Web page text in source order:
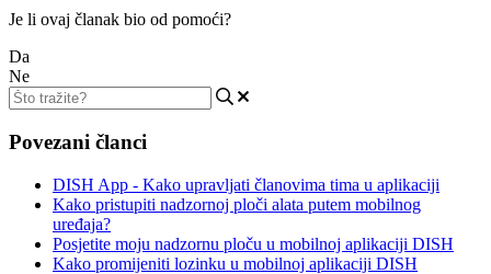
Je li ovaj članak bio od pomoći?
Da
Ne
Povezani članci
DISH App - Kako upravljati članovima tima u aplikaciji
Kako pristupiti nadzornoj ploči alata putem mobilnog
uređaja?
Posjetite moju nadzornu ploču u mobilnoj aplikaciji DISH
Kako promijeniti lozinku u mobilnoj aplikaciji DISH